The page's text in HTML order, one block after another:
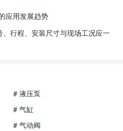
应用发展趋势
行程、安装尺寸与现场工况应一
# 液压泵
# 气缸
# 气动阀